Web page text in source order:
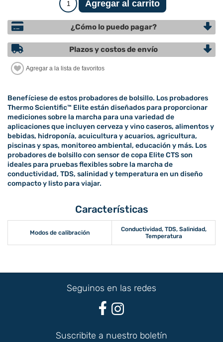
¿Cómo lo puedo pagar?
Plazos y costos de envío
Benefíciese de estos probadores de bolsillo. Los probadores
Thermo Scientific™ Elite están diseñados para proporcionar
mediciones sobre la marcha para una variedad de
aplicaciones que incluyen cerveza y vino caseros, alimentos y
bebidas, hidroponía, acuicultura y acuarios, agricultura,
piscinas y spas, monitoreo ambiental, educación y más. Los
probadores de bolsillo con sensor de copa Elite CTS son
ideales para pruebas flexibles sobre la marcha de
conductividad, TDS, salinidad y temperatura en un diseño
compacto y listo para viajar.
Características
Modos de calibración
Conductividad, TDS, Salinidad,
Temperatura
Seguinos en las redes
Suscribite a nuestro boletín